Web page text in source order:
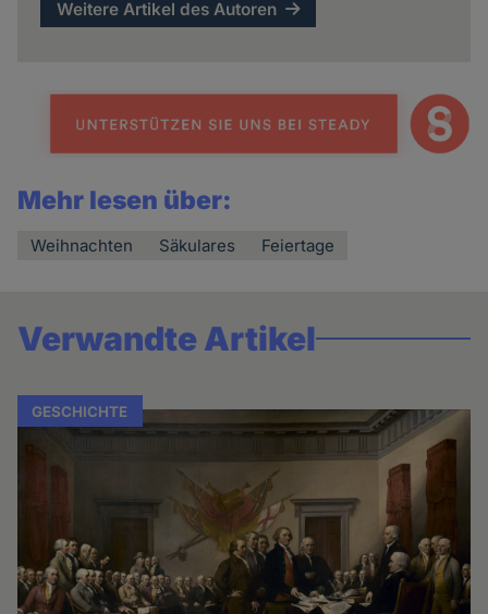
Weitere Artikel des Autoren
Mehr lesen über:
Weihnachten Säkulares Feiertage
Verwandte Artikel
GESCHICHTE